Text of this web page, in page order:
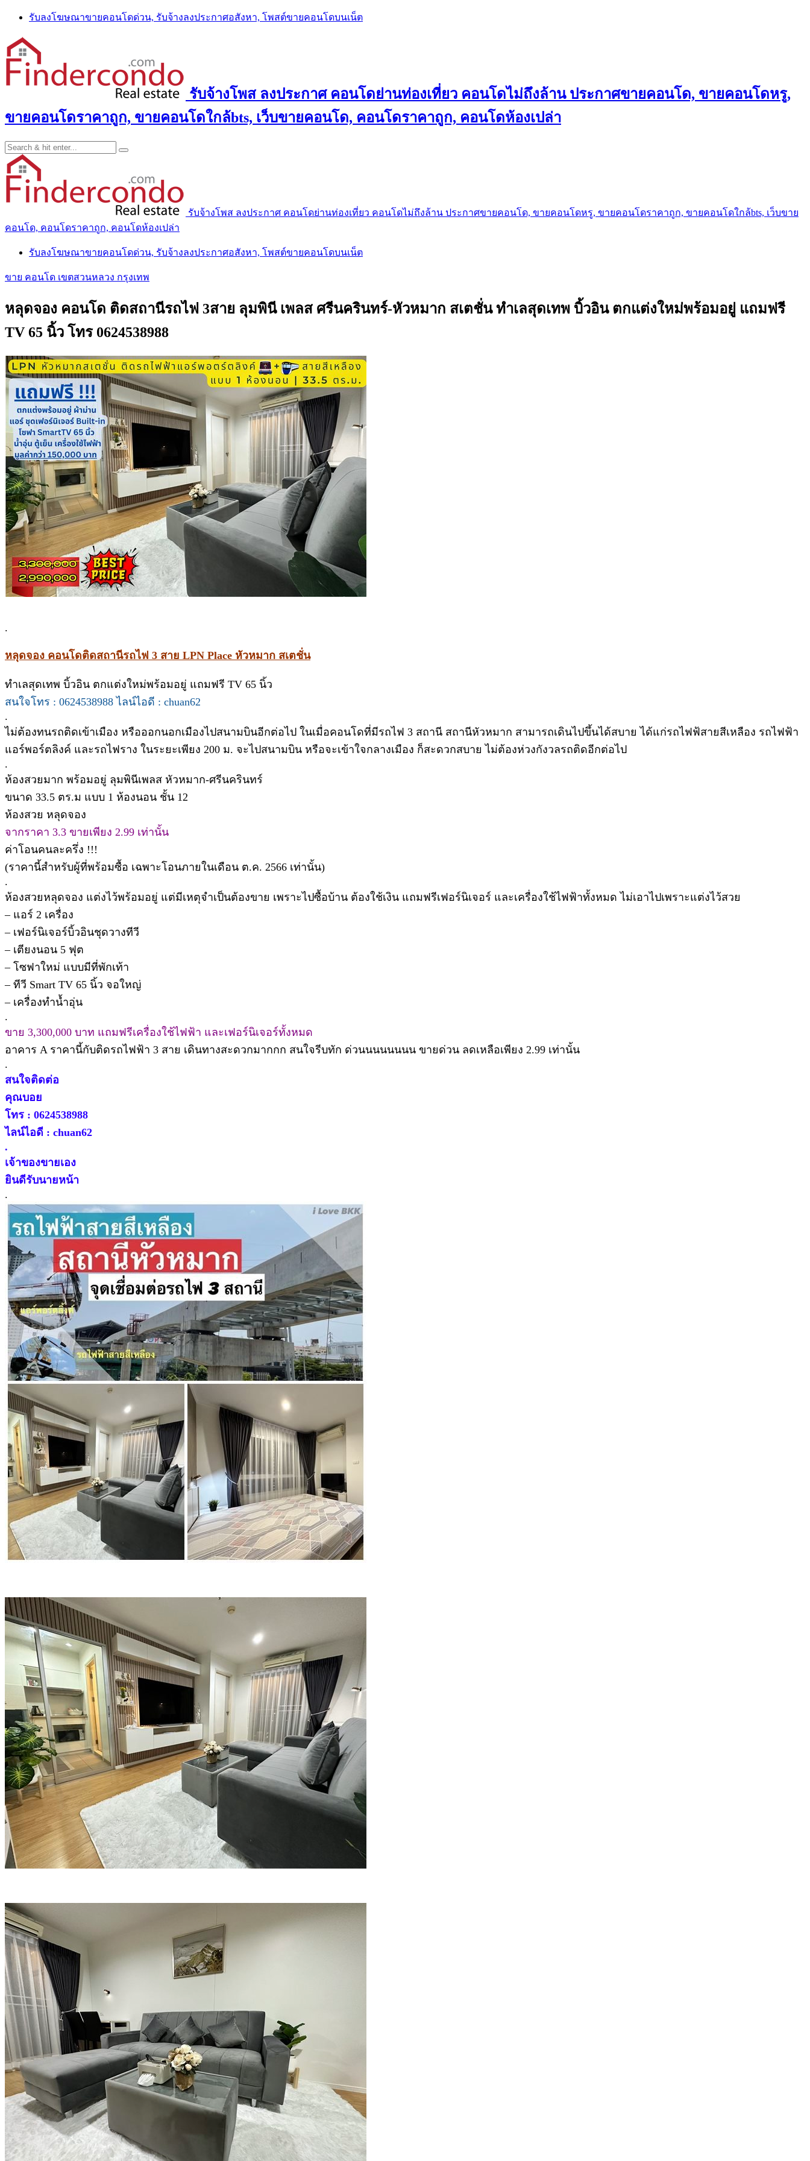
Skip
content
รับลงโฆษณาขายคอนโดด่วน, รับจ้างลงประกาศอสังหา, โพสต์ขายคอนโดบนเน็ต
รับจ้างโพส ลงประกาศ คอนโดย่านท่องเที่ยว คอนโดไม่ถึงล้าน ประกาศขายคอนโด, ขายคอนโดหรู,
ขายคอนโดราคาถูก, ขายคอนโดใกล้bts, เว็บขายคอนโด, คอนโดราคาถูก, คอนโดห้องเปล่า
รับจ้างโพส ลงประกาศ คอนโดย่านท่องเที่ยว คอนโดไม่ถึงล้าน ประกาศขายคอนโด, ขายคอนโดหรู, ขายคอนโดราคาถูก, ขายคอนโดใกล้bts, เว็บขาย
คอนโด, คอนโดราคาถูก, คอนโดห้องเปล่า
รับลงโฆษณาขายคอนโดด่วน, รับจ้างลงประกาศอสังหา, โพสต์ขายคอนโดบนเน็ต
ขาย คอนโด เขตสวนหลวง กรุงเทพ
หลุดจอง คอนโด ติดสถานีรถไฟ 3สาย ลุมพินี เพลส ศรีนครินทร์-หัวหมาก สเตชั่น ทำเลสุดเทพ บิ้วอิน ตกแต่งใหม่พร้อมอยู่ แถมฟรี
TV 65 นิ้ว โทร 0624538988
.
หลุดจอง คอนโดติดสถานีรถไฟ 3 สาย LPN Place หัวหมาก สเตชั่น
ทำเลสุดเทพ บิ้วอิน ตกแต่งใหม่พร้อมอยู่ แถมฟรี TV 65 นิ้ว
สนใจโทร : 0624538988 ไลน์ไอดี : chuan62
.
ไม่ต้องทนรถติดเข้าเมือง หรือออกนอกเมืองไปสนามบินอีกต่อไป ในเมื่อคอนโดที่มีรถไฟ 3 สถานี สถานีหัวหมาก สามารถเดินไปขึ้นได้สบาย ได้แก่รถไฟฟ้สายสีเหลือง รถไฟฟ้า
แอร์พอร์ตลิงค์ และรถไฟราง ในระยะเพียง 200 ม. จะไปสนามบิน หรือจะเข้าใจกลางเมือง ก็สะดวกสบาย ไม่ต้องห่วงกังวลรถติดอีกต่อไป
.
ห้องสวยมาก พร้อมอยู่ ลุมพินีเพลส หัวหมาก-ศรีนครินทร์
ขนาด 33.5 ตร.ม แบบ 1 ห้องนอน ชั้น 12
ห้องสวย หลุดจอง
จากราคา 3.3 ขายเพียง 2.99 เท่านั้น
ค่าโอนคนละครึ่ง !!!
(ราคานี้สำหรับผู้ที่พร้อมซื้อ เฉพาะโอนภายในเดือน ต.ค. 2566 เท่านั้น)
.
ห้องสวยหลุดจอง แต่งไว้พร้อมอยู่ แต่มีเหตุจำเป็นต้องขาย เพราะไปซื้อบ้าน ต้องใช้เงิน แถมฟรีเฟอร์นิเจอร์ และเครื่องใช้ไฟฟ้าทั้งหมด ไม่เอาไปเพราะแต่งไว้สวย
– แอร์ 2 เครื่อง
– เฟอร์นิเจอร์บิ้วอินชุดวางทีวี
– เตียงนอน 5 ฟุต
– โซฟาใหม่ แบบมีที่พักเท้า
– ทีวี Smart TV 65 นิ้ว จอใหญ่
– เครื่องทำน้ำอุ่น
.
ขาย 3,300,000 บาท แถมฟรีเครื่องใช้ไฟฟ้า และเฟอร์นิเจอร์ทั้งหมด
อาคาร A ราคานี้กับติดรถไฟฟ้า 3 สาย เดินทางสะดวกมากกก สนใจรีบทัก ด่วนนนนนนนน ขายด่วน ลดเหลือเพียง 2.99 เท่านั้น
.
สนใจติดต่อ
คุณบอย
โทร : 0624538988
ไลน์ไอดี : chuan62
.
เจ้าของขายเอง
ยินดีรับนายหน้า
.